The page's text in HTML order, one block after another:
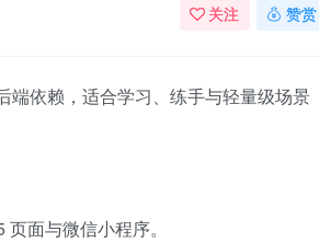
关注 赞赏
端依赖，适合学习、练手与轻量级场景
面与微信小程序。